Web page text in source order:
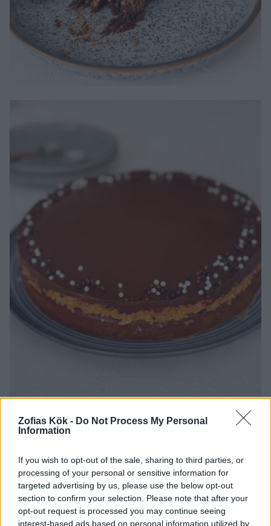
Zofias Kök - Do Not Process My Personal
Information
If you wish to opt-out of the sale, sharing to third parties, or
processing of your personal or sensitive information for
targeted advertising by us, please use the below opt-out
section to confirm your selection. Please note that after your
opt-out request is processed you may continue seeing
interest-based ads based on personal information utilized by